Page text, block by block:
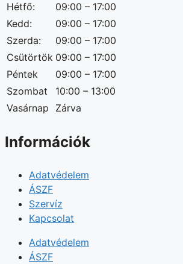
Hétfő:
09:00 – 17:00
Kedd:
09:00 – 17:00
Szerda:
09:00 – 17:00
Csütörtök 09:00 – 17:00
Péntek
09:00 – 17:00
Szombat
10:00 – 13:00
Vasárnap
Zárva
Információk
Adatvédelem
ÁSZF
Szervíz
Kapcsolat
Adatvédelem
ÁSZF